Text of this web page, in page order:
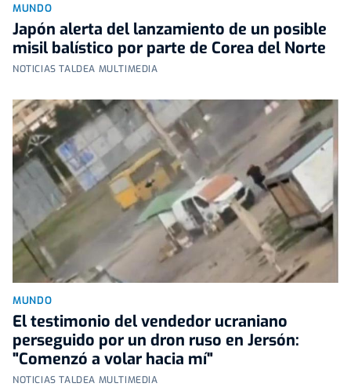
MUNDO
Japón alerta del lanzamiento de un posible
misil balístico por parte de Corea del Norte
NOTICIAS TALDEA MULTIMEDIA
MUNDO
El testimonio del vendedor ucraniano
perseguido por un dron ruso en Jersón:
"Comenzó a volar hacia mí"
NOTICIAS TALDEA MULTIMEDIA